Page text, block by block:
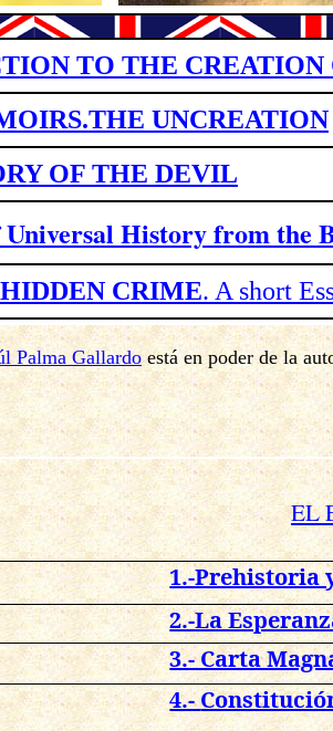
TO THE CREATION
UNCREATION
OF THE DEVIL
History fromthe
CRIME. A short
Palma Gallardoestá en poder de la
EL
1.-Prehistoria
2.-La
3.- Carta
4.-